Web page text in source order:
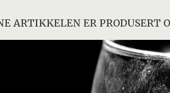
ARTIKKELEN ER PRODUSERT